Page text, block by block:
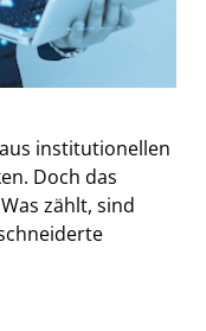
institutionellen
Doch das
zählt, sind